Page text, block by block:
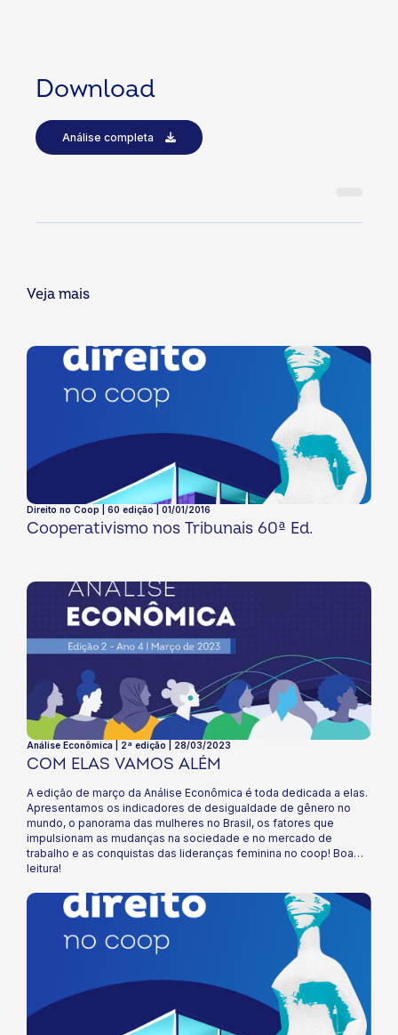
Download
Análise completa
Veja mais
Direito no Coop | 60 edição | 01/01/2016
Cooperativismo nos Tribunais 60ª Ed.
Análise Econômica | 2ª edição | 28/03/2023
COM ELAS VAMOS ALÉM
A edição de março da Análise Econômica é toda dedicada a elas.
Apresentamos os indicadores de desigualdade de gênero no
mundo, o panorama das mulheres no Brasil, os fatores que
impulsionam as mudanças na sociedade e no mercado de
trabalho e as conquistas das lideranças feminina no coop! Boa
leitura!